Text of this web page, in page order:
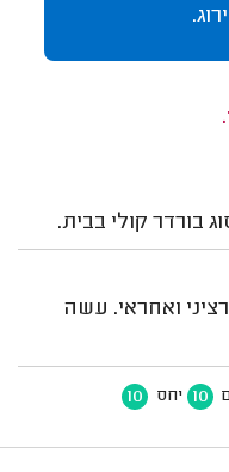
בורדר קולי בבית.
ואחראי. עשה
10 יחס 10